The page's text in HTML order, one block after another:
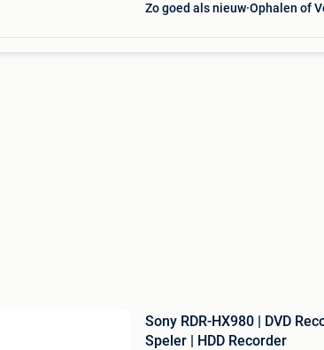
Zo goed als nieuw Ophalen of
Sony RDR-HX980 | DVD
Speler | HDD Recorder